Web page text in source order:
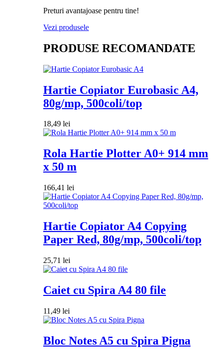
Preturi avantajoase pentru tine!
Vezi produsele
PRODUSE RECOMANDATE
Hartie Copiator Eurobasic A4,
80g/mp, 500coli/top
18,49 lei
Rola Hartie Plotter A0+ 914 mm
x 50 m
166,41 lei
Hartie Copiator A4 Copying
Paper Red, 80g/mp, 500coli/top
25,71 lei
Caiet cu Spira A4 80 file
11,49 lei
Bloc Notes A5 cu Spira Pigna